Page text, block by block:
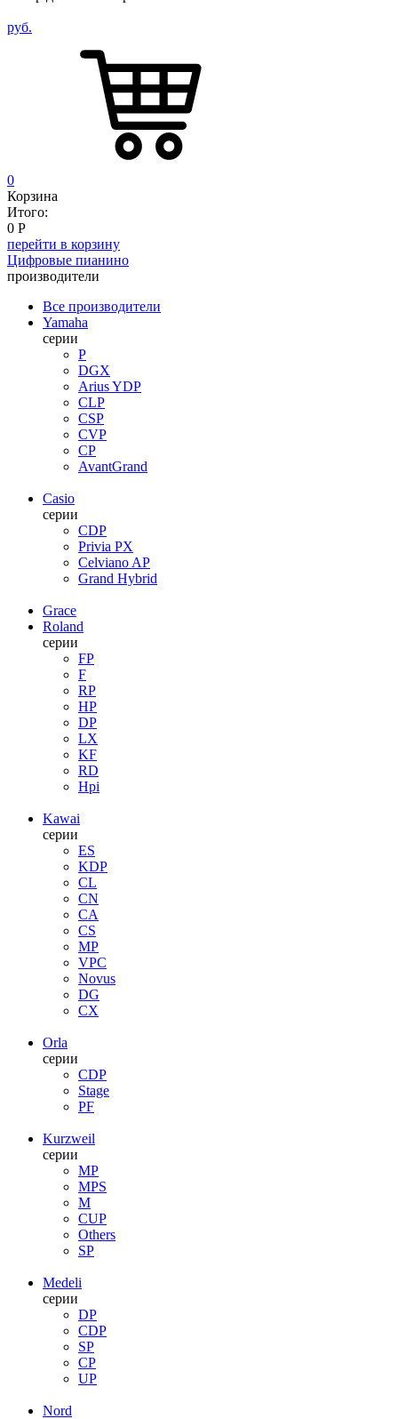
руб.
0
Корзина
Итого:
0 Р
перейти в корзину
Цифровые пианино
производители
Все производители
Yamaha
серии
P
DGX
Arius YDP
CLP
CSP
CVP
CP
AvantGrand
Casio
серии
CDP
Privia PX
Celviano AP
Grand Hybrid
Grace
Roland
серии
FP
F
RP
HP
DP
LX
KF
RD
Hpi
Kawai
серии
ES
KDP
CL
CN
CA
CS
MP
VPC
Novus
DG
CX
Orla
серии
CDP
Stage
PF
Kurzweil
серии
MP
MPS
M
CUP
Others
SP
Medeli
серии
DP
CDP
SP
CP
UP
Nord